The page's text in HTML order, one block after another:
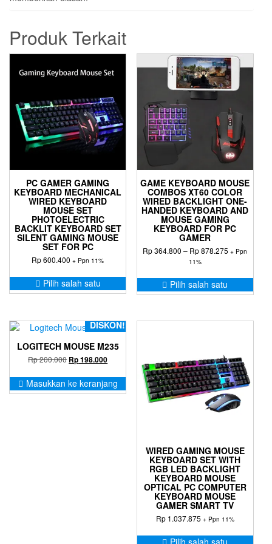
Produk Terkait
PC GAMER GAMING
KEYBOARD MECHANICAL
WIRED KEYBOARD
MOUSE SET
PHOTOELECTRIC
BACKLIT KEYBOARD SET
SILENT GAMING MOUSE
SET FOR PC
Rp600.400 + Ppn 11%
Pilih salah satu
Produk
memiliki
varian.
Pilihan
diambil
halaman
GAME KEYBOARD MOUSE
COMBOS XT60 COLOR
WIRED BACKLIGHT ONE-
HANDED KEYBOARD AND
MOUSE GAMING
KEYBOARD FOR PC
GAMER
Rp364.800 – Rp878.275 Rentang
hingga
Rp 878.275
+ Ppn
11%
Pilih salah satu
DISKON!
LOGITECH MOUSE M235
Rp200.000 Harga
adalah:
Rp 200.000.
Rp198.000Harga
ini
adalah:
Rp 198.000.
Masukkan ke keranjang
WIRED GAMING MOUSE
KEYBOARD SET WITH
RGB LED BACKLIGHT
KEYBOARD MOUSE
OPTICAL PC COMPUTER
KEYBOARD MOUSE
GAMER SMART TV
Rp1.037.875 + Ppn 11%
Pilih salah satu